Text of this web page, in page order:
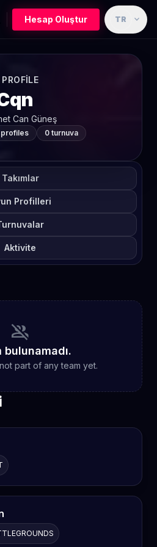
Hesap Oluştur TR expand_more
Can Güneş
profiles 0 turnuva
Takımlar
Profilleri
Aktivite
group_off
bulunamadı.
part of any team yet.